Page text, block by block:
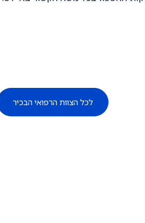
לכל הצוות הרפואי הבכיר